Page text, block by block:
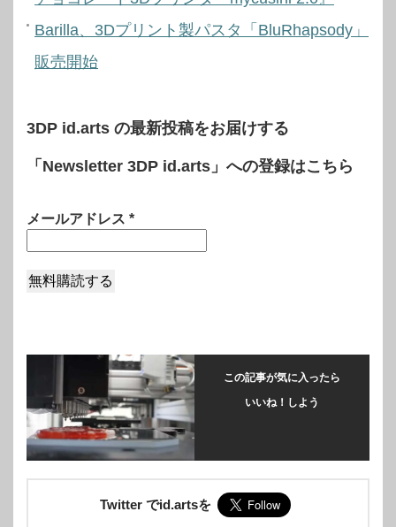
Barilla、3Dプリント製パスタ「BluRhapsody」
販売開始
3DP id.arts の最新投稿をお届けする
「Newsletter 3DP id.arts」への登録はこちら
メールアドレス *
この記事が気に入ったら
いいね！しよう
Twitter でid.artsを